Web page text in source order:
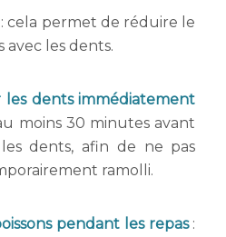
: cela permet de réduire le
avec les dents.
les dents immédiatement
moins 30 minutes avant
dents, afin de ne pas
ramolli.
pendant les repas: